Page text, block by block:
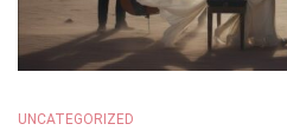
UNCATEGORIZED